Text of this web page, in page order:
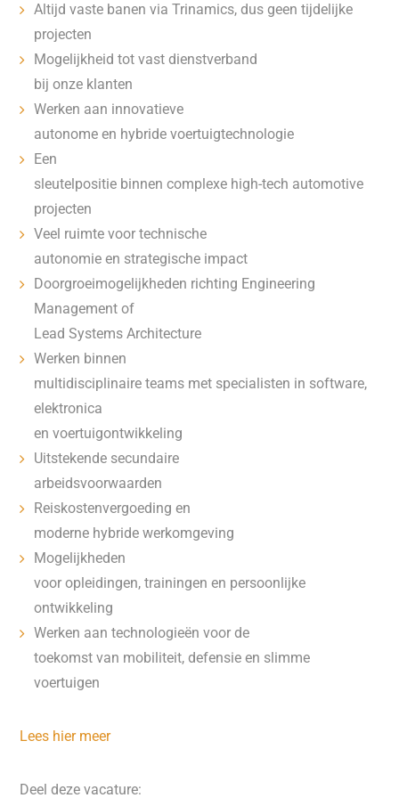
Altijd vaste banen via Trinamics, dus geen tijdelijke
projecten
Mogelijkheid tot vast dienstverband
bij onze klanten
Werken aan innovatieve
autonome en hybride voertuigtechnologie
Een
sleutelpositie binnen complexe high-tech automotive
projecten
Veel ruimte voor technische
autonomie en strategische impact
Doorgroeimogelijkheden richting Engineering
Management of
Lead Systems Architecture
Werken binnen
multidisciplinaire teams met specialisten in software,
elektronica
en voertuigontwikkeling
Uitstekende secundaire
arbeidsvoorwaarden
Reiskostenvergoeding en
moderne hybride werkomgeving
Mogelijkheden
voor opleidingen, trainingen en persoonlijke
ontwikkeling
Werken aan technologieën voor de
toekomst van mobiliteit, defensie en slimme
voertuigen
Lees hier meer
Deel deze vacature: